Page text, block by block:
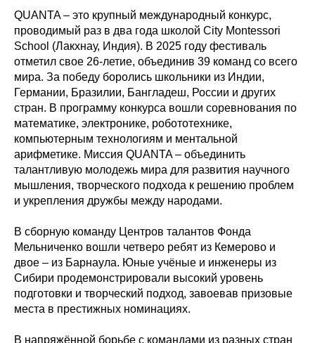
QUANTA – это крупный международный конкурс,
проводимый раз в два года школой City Montessori
School (Лакхнау, Индия). В 2025 году фестиваль
отметил свое 26-летие, объединив 39 команд со всего
мира. За победу боролись школьники из Индии,
Германии, Бразилии, Бангладеш, России и других
стран. В программу конкурса вошли соревнования по
математике, электронике, робототехнике,
компьютерным технологиям и ментальной
арифметике. Миссия QUANTA – объединить
талантливую молодежь мира для развития научного
мышления, творческого подхода к решению проблем
и укрепления дружбы между народами.
В сборную команду Центров талантов Фонда
Мельниченко вошли четверо ребят из Кемерово и
двое – из Барнаула. Юные учёные и инженеры из
Сибири продемонстрировали высокий уровень
подготовки и творческий подход, завоевав призовые
места в престижных номинациях.
В напряжённой борьбе с командами из разных стран